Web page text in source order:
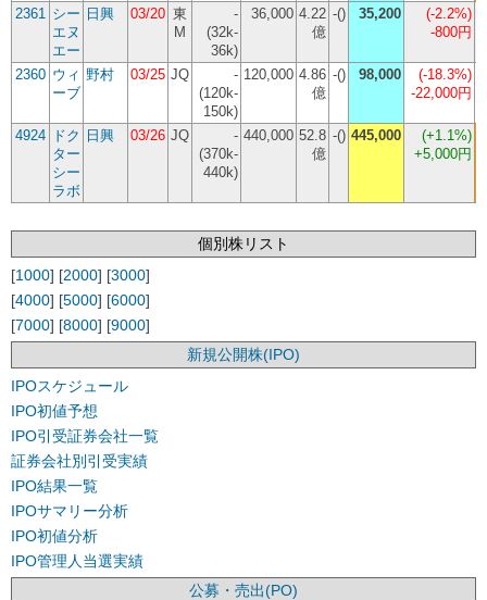
2361 シー
エヌ
エー
日興 03/20 東
M
-
(32k-
36k)
36,000 4.22
億
-() 35,200 (-2.2%)
-800円
2360 ウィ
ーブ
野村 03/25 JQ
-
(120k-
150k)
120,000 4.86
億
-() 98,000 (-18.3%)
-22,000円
4924
ドク
ター
シー
ラボ
日興 03/26 JQ
-
(370k-
440k)
440,000 52.8
億
-() 445,000 (+1.1%)
+5,000円
個別株リスト
[1000] [2000] [3000]
[4000] [5000] [6000]
[7000] [8000] [9000]
新規公開株(IPO)
IPOスケジュール
IPO初値予想
IPO引受証券会社一覧
証券会社別引受実績
IPO結果一覧
IPOサマリー分析
IPO初値分析
IPO管理人当選実績
公募・売出(PO)